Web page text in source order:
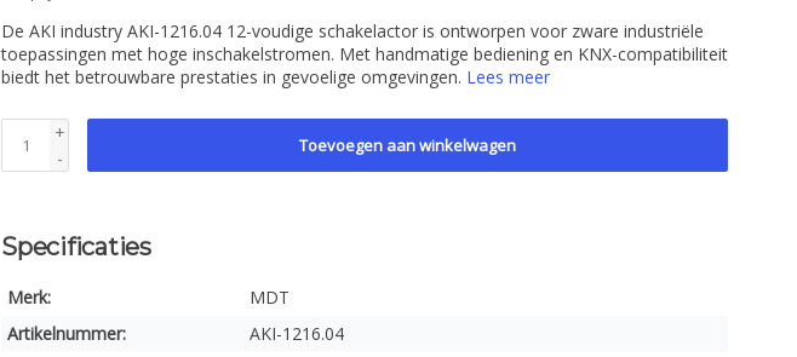
De AKI industry AKI-1216.04 12-voudige schakelactor is ontworpen voor zware industriële
toepassingen met hoge inschakelstromen. Met handmatige bediening en KNX-compatibiliteit
biedt het betrouwbare prestaties in gevoelige omgevingen. Lees meer
+
-
Toevoegen aan winkelwagen
Specificaties
Merk:
MDT
Artikelnummer:
AKI-1216.04